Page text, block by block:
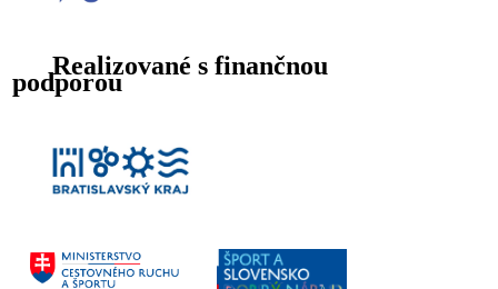
Realizované s finančnou
podporou